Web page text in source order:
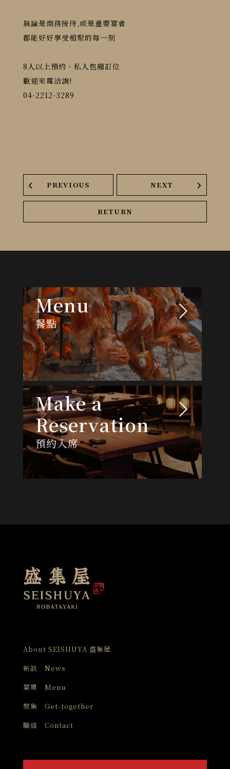
無論是商務接待,或是重要宴會
都能好好享受相聚的每一刻
8人以上預約、私人包廂訂位
歡迎來電洽詢!
04-2212-3289
PREVIOUS NEXT
RETURN
Menu
餐點
Make a
Reservation
預約入席
About SEISHUYA 盛集屋
新訊 News
菜單 Menu
聚集 Get-together
聯絡 Contact